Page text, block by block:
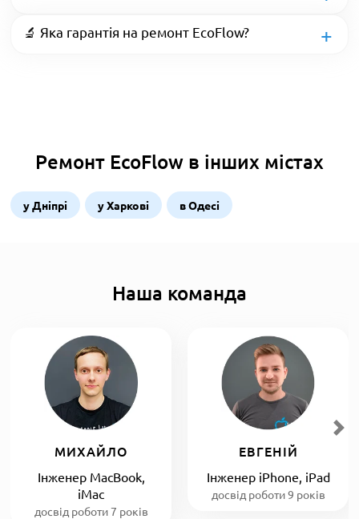
🔬 Яка гарантія на ремонт EcoFlow?
Ремонт EcoFlow в інших містах
у Дніпрі у Харкові в Одесі
Наша команда
МИХАЙЛО
Інженер MacBook,
iMac
досвід роботи 7 років
ЕВГЕНІЙ
Інженер iPhone, iPad
досвід роботи 9 років